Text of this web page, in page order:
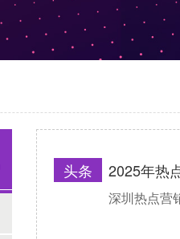
2025年热
头条
深圳热点营